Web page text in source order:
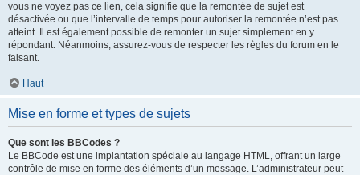
vous ne voyez pas ce lien, cela signifie que la remontée de sujet est
désactivée ou que l’intervalle de temps pour autoriser la remontée n’est pas
atteint. Il est également possible de remonter un sujet simplement en y
répondant. Néanmoins, assurez-vous de respecter les règles du forum en le
faisant.
Haut
Mise en forme et types de sujets
Que sont les BBCodes ?
Le BBCode est une implantation spéciale au langage HTML, offrant un large
contrôle de mise en forme des éléments d’un message. L’administrateur peut